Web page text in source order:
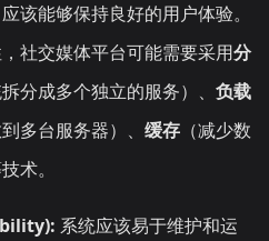
该能够保持良好的用户体验。
社交媒体平台可能需要采用分
拆分成多个独立的服务）、 负载
多台服务器）、 缓存 （减少数
术。
系统应该易于维护和运